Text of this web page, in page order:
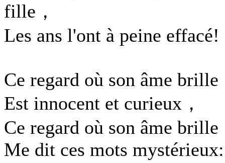
fille，
Les ans l'ont à peine effacé!
Ce regard où son âme brille
Est innocent et curieux，
Ce regard où son âme brille
Me dit ces mots mystérieux: